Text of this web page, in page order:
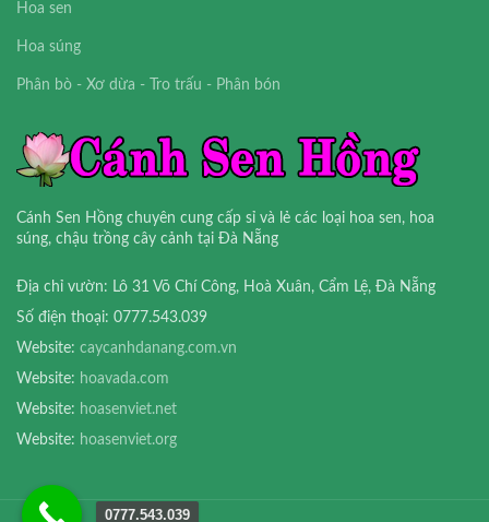
Hoa sen
Hoa súng
Phân bò - Xơ dừa - Tro trấu - Phân bón
Cánh Sen Hồng chuyên cung cấp sỉ và lẻ các loại hoa sen, hoa
súng, chậu trồng cây cảnh tại Đà Nẵng
Địa chỉ vườn: Lô 31 Võ Chí Công, Hoà Xuân, Cẩm Lệ, Đà Nẵng
Số điện thoại: 0777.543.039
Website: caycanhdanang.com.vn
Website: hoavada.com
Website: hoasenviet.net
Website: hoasenviet.org
0777.543.039